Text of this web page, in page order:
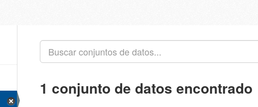
1 conjunto de datos encontrado